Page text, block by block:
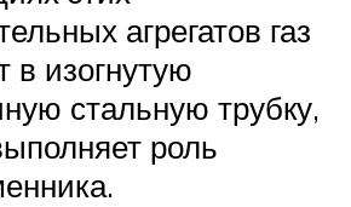
агрегатов газ
в изогнутую
стальную трубку,
роль